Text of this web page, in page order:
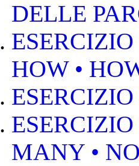
DELLE
HOW •
MANY •